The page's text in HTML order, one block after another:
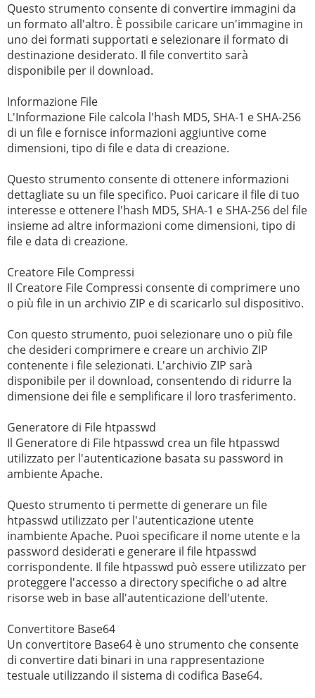
Questo strumento consente di convertire immagini da
un formato all'altro. È possibile caricare un'immagine in
uno dei formati supportati e selezionare il formato di
destinazione desiderato. Il file convertito sarà
disponibile per il download.
Informazione File
L'Informazione File calcola l'hash MD5, SHA-1 e SHA-256
di un file e fornisce informazioni aggiuntive come
dimensioni, tipo di file e data di creazione.
Questo strumento consente di ottenere informazioni
dettagliate su un file specifico. Puoi caricare il file di tuo
interesse e ottenere l'hash MD5, SHA-1 e SHA-256 del file
insieme ad altre informazioni come dimensioni, tipo di
file e data di creazione.
Creatore File Compressi
Il Creatore File Compressi consente di comprimere uno
o più file in un archivio ZIP e di scaricarlo sul dispositivo.
Con questo strumento, puoi selezionare uno o più file
che desideri comprimere e creare un archivio ZIP
contenente i file selezionati. L'archivio ZIP sarà
disponibile per il download, consentendo di ridurre la
dimensione dei file e semplificare il loro trasferimento.
Generatore di File htpasswd
Il Generatore di File htpasswd crea un file htpasswd
utilizzato per l'autenticazione basata su password in
ambiente Apache.
Questo strumento ti permette di generare un file
htpasswd utilizzato per l'autenticazione utente
inambiente Apache. Puoi specificare il nome utente e la
password desiderati e generare il file htpasswd
corrispondente. Il file htpasswd può essere utilizzato per
proteggere l'accesso a directory specifiche o ad altre
risorse web in base all'autenticazione dell'utente.
Convertitore Base64
Un convertitore Base64 è uno strumento che consente
di convertire dati binari in una rappresentazione
testuale utilizzando il sistema di codifica Base64.